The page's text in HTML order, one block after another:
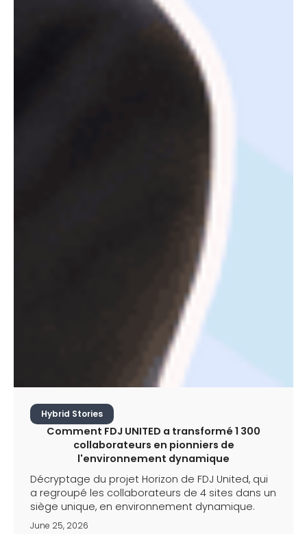
Hybrid Stories
Comment FDJ UNITED a transformé 1 300
collaborateurs en pionniers de
l'environnement dynamique
Décryptage du projet Horizon de FDJ United, qui
a regroupé les collaborateurs de 4 sites dans un
siège unique, en environnement dynamique.
June 25, 2026